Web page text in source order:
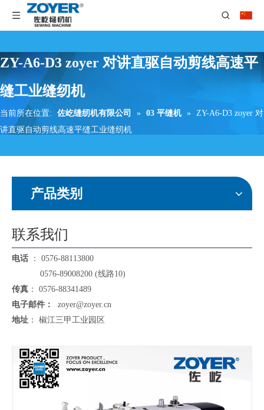
ZY-A6-D3 zoyer 对讲直驱自动剪线高速平
缝工业缝纫机
当前所在位置: 佐屹缝纫机有限公司 » 03 平缝机 » ZY-A6-D3 zoyer 对
讲直驱自动剪线高速平缝工业缝纫机
产品类别
联系我们
电话 ： 0576-88113800
0576-89008200 (线路10)
传真 ： 0576-88341489
电子邮件：
zoyer@zoyer.cn
地址 ： 椒江三甲工业园区